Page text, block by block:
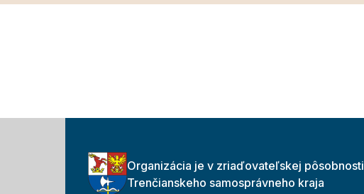
Organizácia je v zriaďovateľskej pôsobnosti
Trenčianskeho samosprávneho kraja